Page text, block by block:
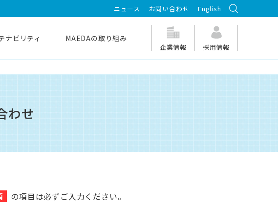
ニュース お問い合わせ English
ナビリティ MAEDAの取り組み
企業情報 採用情報
わせ
の項目は必ずご入力ください。